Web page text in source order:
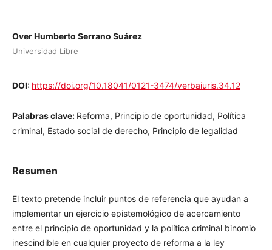
Over Humberto Serrano Suárez
Universidad Libre
DOI:https://doi.org/10.18041/0121-3474/verbaiuris.34.12
Palabras clave: Reforma, Principio de oportunidad, Política
criminal, Estado social de derecho, Principio de legalidad
Resumen
El texto pretende incluir puntos de referencia que ayudan a
implementar un ejercicio epistemológico de acercamiento
entre el principio de oportunidad y la política criminal
binomio inescindible en cualquier proyecto de reforma a la